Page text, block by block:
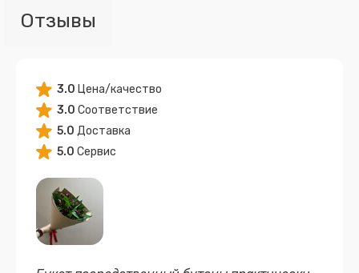
Отзывы
3.0 Цена/качество
3.0 Соответствие
5.0 Доставка
5.0 Сервис